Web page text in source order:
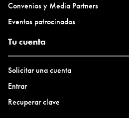
Convenios y Media Partners
Eventos patrocinados
Tu cuenta
Solicitar una cuenta
Entrar
Recuperar clave